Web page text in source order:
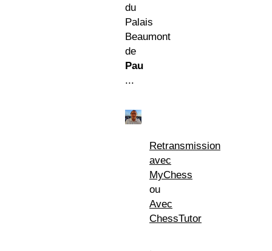
du
Palais
Beaumont
de
Pau
...
Retransmission
avec
MyChess
ou
Avec
ChessTutor